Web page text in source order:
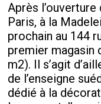
Après
Paris, à la
prochain au 144
premier magasin
m2). Il s’agit
de l’enseigne
dédié à la